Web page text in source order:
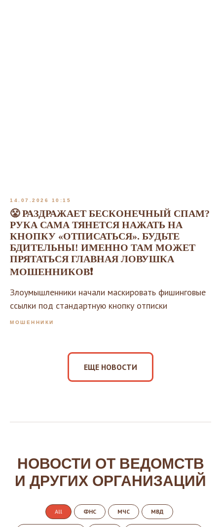
14.07.2026 10:15
😤 РАЗДРАЖАЕТ БЕСКОНЕЧНЫЙ СПАМ?
РУКА САМА ТЯНЕТСЯ НАЖАТЬ НА
КНОПКУ «ОТПИСАТЬСЯ». БУДЬТЕ
БДИТЕЛЬНЫ! ИМЕННО ТАМ МОЖЕТ
ПРЯТАТЬСЯ ГЛАВНАЯ ЛОВУШКА
МОШЕННИКОВ❗️
Злоумышленники начали маскировать фишинговые
ссылки под стандартную кнопку отписки
МОШЕННИКИ
ЕЩЕ НОВОСТИ
НОВОСТИ ОТ ВЕДОМСТВ
И ДРУГИХ ОРГАНИЗАЦИЙ
All ФНС МЧС МВД